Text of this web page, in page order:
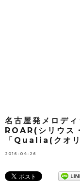
名古屋発メロデ
ROAR(シリウス
「Qualia(クオ
2016-04-26